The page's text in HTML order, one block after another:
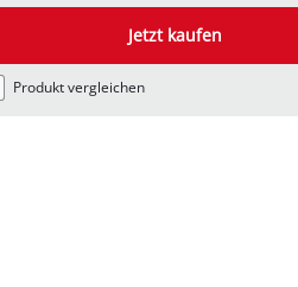
Jetzt kaufen
Produkt vergleichen